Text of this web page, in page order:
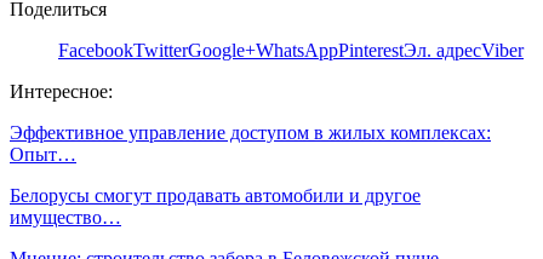
Поделиться
FacebookTwitterGoogle+WhatsAppPinterestЭл. адресViber
Интересное:
Эффективное управление доступом в жилых комплексах:
Опыт…
Белорусы смогут продавать автомобили и другое
имущество…